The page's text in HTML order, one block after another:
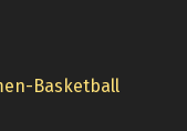
Basketball